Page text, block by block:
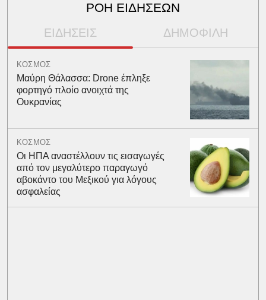
ΡΟΗ ΕΙΔΗΣΕΩΝ
ΕΙΔΗΣΕΙΣ ΔΗΜΟΦΙΛΗ
ΚΟΣΜΟΣ
Μαύρη Θάλασσα: Drone έπληξε
φορτηγό πλοίο ανοιχτά της
Ουκρανίας
ΚΟΣΜΟΣ
Οι ΗΠΑ αναστέλλουν τις εισαγωγές
από τον μεγαλύτερο παραγωγό
αβοκάντο του Μεξικού για λόγους
ασφαλείας